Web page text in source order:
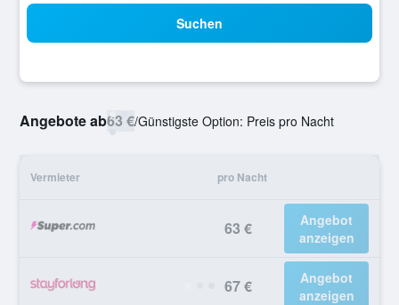
Suchen
Angebote ab63 €/Günstigste Option: Preis pro Nacht
Vermieter pro Nacht
63 €
Angebot
anzeigen
67 €
Angebot
anzeigen